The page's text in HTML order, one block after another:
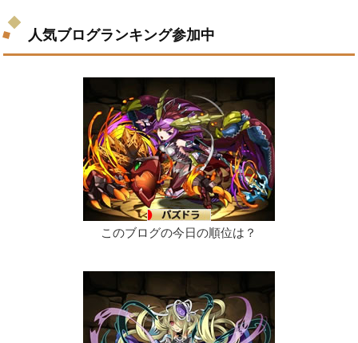
人気ブログランキング参加中
このブログの今日の順位は？